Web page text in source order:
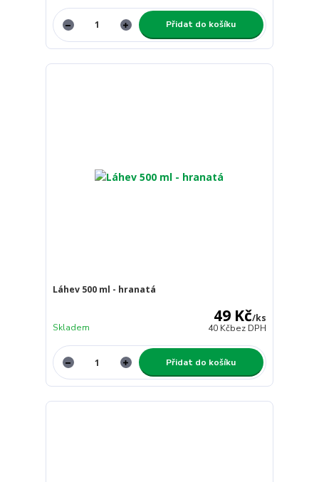
Přidat do košíku
Láhev 500 ml - hranatá
49 Kč/ks
40 Kčbez DPH
Skladem
Přidat do košíku